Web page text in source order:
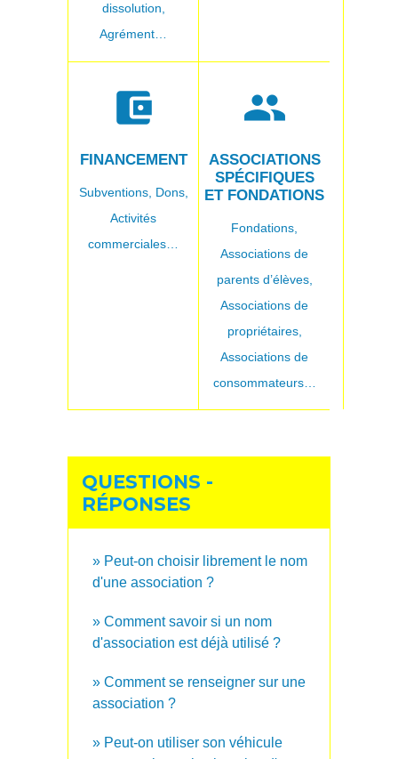
dissolution,
Agrément…
account_balance_wallet
FINANCEMENT
Subventions, Dons,
Activités
commerciales…
group
ASSOCIATIONS
SPÉCIFIQUES
ET FONDATIONS
Fondations,
Associations de
parents d’élèves,
Associations de
propriétaires,
Associations de
consommateurs…
QUESTIONS -
RÉPONSES
Peut-on choisir librement le nom
d'une association ?
Comment savoir si un nom
d'association est déjà utilisé ?
Comment se renseigner sur une
association ?
Peut-on utiliser son véhicule